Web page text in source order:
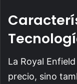
La Royal
precio, sino